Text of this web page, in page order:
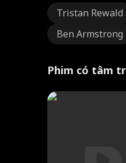
Tristan Rewald
Ben Armstrong
Phim có tâm